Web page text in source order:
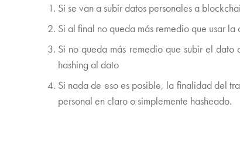
Si se van a subir datos personales a
Si al final no queda más remedio que usar
Si no queda más remedio que subir el
hashing al dato
Si nada de eso es posible, la finalidad del
personal en claro o simplemente hasheado.